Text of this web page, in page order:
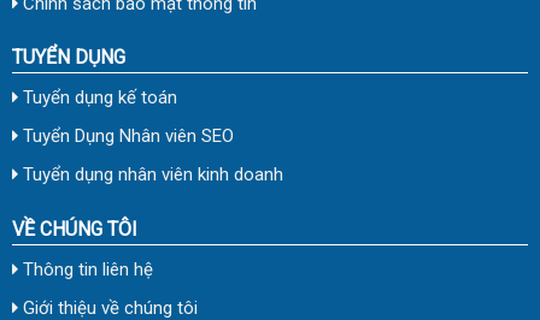
TUYỂN DỤNG
Tuyển dụng kế toán
Tuyển Dụng Nhân viên SEO
Tuyển dụng nhân viên kinh doanh
VỀ CHÚNG TÔI
Thông tin liên hệ
Giới thiệu về chúng tôi